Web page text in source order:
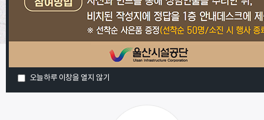
오늘하루 이창을 열지 않기
다양한 수영프로그램 운영
페이지 바로가기